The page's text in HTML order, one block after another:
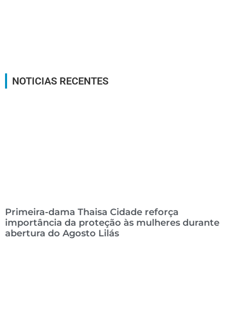
NOTICIAS RECENTES
Primeira-dama Thaisa Cidade reforça
importância da proteção às mulheres durante
abertura do Agosto Lilás